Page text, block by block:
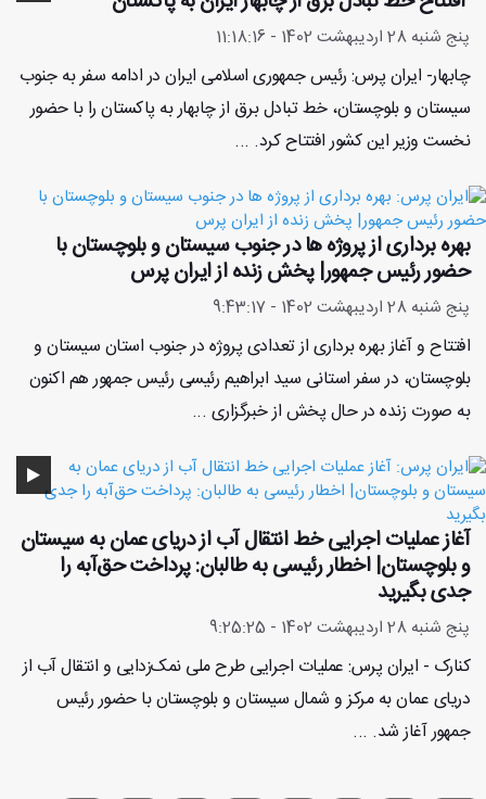
پنج شنبه 28 اردیبهشت 1402 - 11:18:16
چابهار- ایران پرس: رئیس جمهوری اسلامی ایران در ادامه سفر به جنوب
سیستان و بلوچستان، خط تبادل برق از چابهار به پاکستان را با حضور
نخست وزیر این کشور افتتاح کرد. ...
بهره برداری از پروژه ها در جنوب سیستان و بلوچستان با
حضور رئیس جمهور| پخش زنده از ایران پرس
پنج شنبه 28 اردیبهشت 1402 - 9:43:17
افتتاح و آغاز بهره برداری از تعدادی پروژه در جنوب استان سیستان و
بلوچستان، در سفر استانی سید ابراهیم رئیسی رئیس جمهور هم اکنون
به صورت زنده در حال پخش از خبرگزاری ...
آغاز عملیات اجرایی خط انتقال آب از دریای عمان به سیستان
و بلوچستان| اخطار رئیسی به طالبان: پرداخت حق‌آبه را
جدی بگیرید
پنج شنبه 28 اردیبهشت 1402 - 9:25:25
کنارک - ایران پرس: عملیات اجرایی طرح ملی نمک‌زدایی و انتقال آب از
دریای عمان به مرکز و شمال سیستان و بلوچستان با حضور رئیس
جمهور آغاز شد. ...